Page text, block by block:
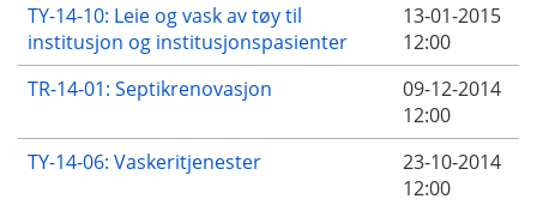
TY-14-10: Leie og vask av tøy til
institusjon og institusjonspasienter
13-01-2015
12:00
TR-14-01: Septikrenovasjon
09-12-2014
12:00
TY-14-06: Vaskeritjenester
23-10-2014
12:00